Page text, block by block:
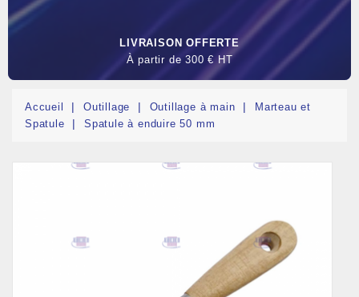
LIVRAISON OFFERTE
À partir de 300 € HT
Accueil Outillage Outillage à main
Marteau et
Spatule
Spatule à enduire 50 mm